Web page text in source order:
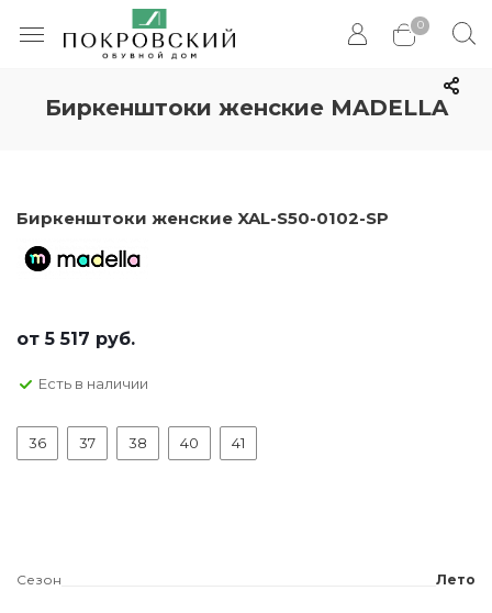
0
Биркенштоки женские MADELLA
Биркенштоки женские XAL-S50-0102-SP
от5 517 руб.
Есть в наличии
36 37 38 40 41
Сезон Лето